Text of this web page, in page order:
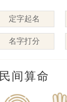
定字起名
名字打分
民间算命